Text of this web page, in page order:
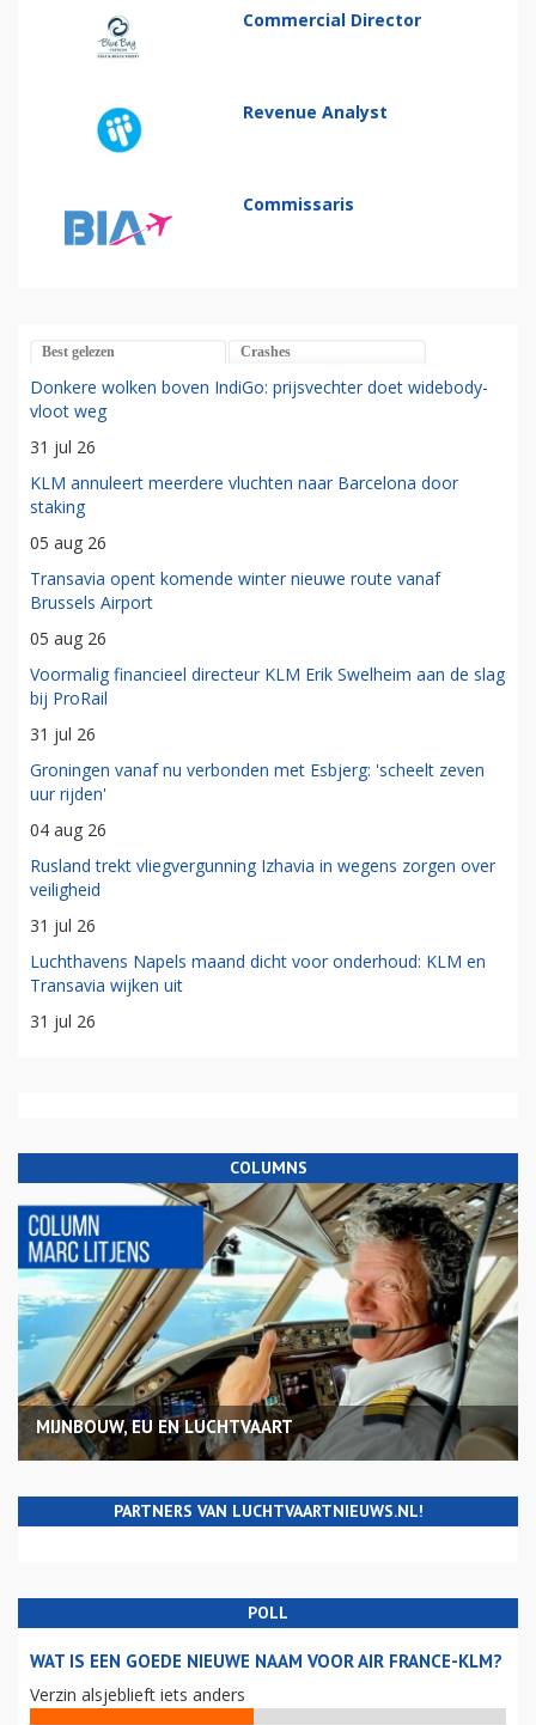
Commercial Director
Revenue Analyst
Commissaris
Best gelezen Crashes
Donkere wolken boven IndiGo: prijsvechter doet widebody-
vloot weg
31 jul 26
KLM annuleert meerdere vluchten naar Barcelona door
staking
05 aug 26
Transavia opent komende winter nieuwe route vanaf
Brussels Airport
05 aug 26
Voormalig financieel directeur KLM Erik Swelheim aan de slag
bij ProRail
31 jul 26
Groningen vanaf nu verbonden met Esbjerg: 'scheelt zeven
uur rijden'
04 aug 26
Rusland trekt vliegvergunning Izhavia in wegens zorgen over
veiligheid
31 jul 26
Luchthavens Napels maand dicht voor onderhoud: KLM en
Transavia wijken uit
31 jul 26
COLUMNS
MIJNBOUW, EU EN LUCHTVAART
PARTNERS VAN LUCHTVAARTNIEUWS.NL!
POLL
WAT IS EEN GOEDE NIEUWE NAAM VOOR AIR FRANCE-KLM?
Verzin alsjeblieft iets anders